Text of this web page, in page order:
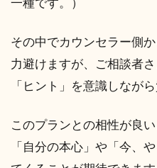
一種です。）
その中でカウンセラー側
力避けますが、ご相談者
「ヒント」を意識しなが
このプランとの相性が良
「自分の本心」や「今、